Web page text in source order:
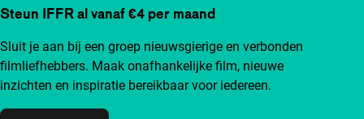
Steun IFFR al vanaf €4 per maand
Sluit je aan bij een groep nieuwsgierige en verbonden
filmliefhebbers. Maak onafhankelijke film, nieuwe
inzichten en inspiratie bereikbaar voor iedereen.